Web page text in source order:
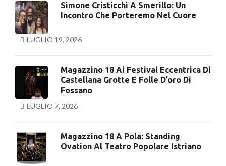
Simone Cristicchi A Smerillo: Un
Incontro Che Porteremo Nel Cuore
LUGLIO 19, 2026
Magazzino 18 Ai Festival Eccentrica Di
Castellana Grotte E Folle D’oro Di
Fossano
LUGLIO 7, 2026
Magazzino 18 A Pola: Standing
Ovation Al Teatro Popolare Istriano